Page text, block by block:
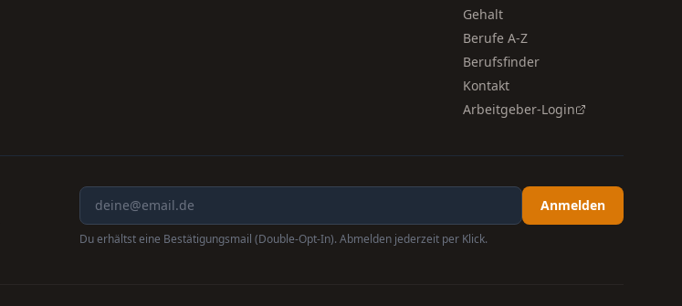
Gehalt
Berufe A-Z
Berufsfinder
Kontakt
Arbeitgeber-Login
Anmelden
Du erhältst eine Bestätigungsmail (Double-Opt-In). Abmelden jederzeit per Klick.